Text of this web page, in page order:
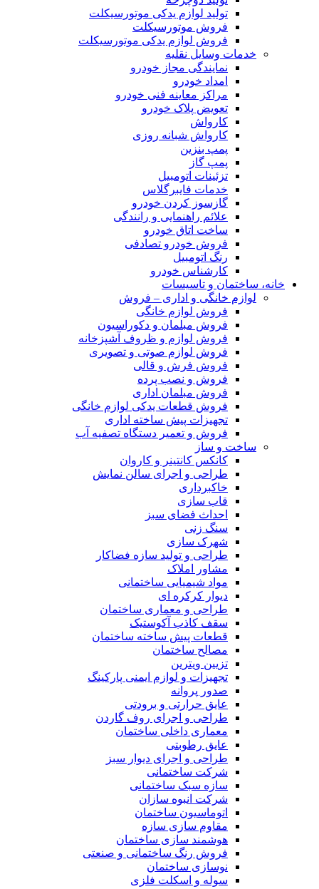
تولید لوازم یدکی موتورسیکلت
فروش موتورسیکلت
فروش لوازم یدکی موتورسیکلت
خدمات وسایل نقلیه
نمایندگی مجاز خودرو
امداد خودرو
مراکز معاینه فنی خودرو
تعویض پلاک خودرو
کارواش
کارواش شبانه روزی
پمپ بنزین
پمپ گاز
تزئینات اتومبیل
خدمات فایبرگلاس
گازسوز کردن خودرو
علائم راهنمایی و رانندگی
ساخت اتاق خودرو
فروش خودرو تصادفی
رنگ اتومبیل
کارشناس خودرو
خانه، ساختمان و تاسیسات
لوازم خانگی و اداری – فروش
فروش لوازم خانگی
فروش مبلمان و دکوراسیون
فروش لوازم و ظروف آشپزخانه
فروش لوازم صوتی و تصویری
فروش فرش و قالی
فروش و نصب پرده
فروش مبلمان اداری
فروش قطعات یدکی لوازم خانگی
تجهیزات پیش ساخته اداری
فروش و تعمیر دستگاه تصفیه آب
ساخت و ساز
کانکس کانتینر و کاروان
طراحی و اجرای سالن نمایش
خاکبرداری
قاب سازی
احداث فضای سبز
سنگ زنی
شهرک سازی
طراحی و تولید سازه فضاکار
مشاور املاک
مواد شیمیایی ساختمانی
دیوار کرکره ای
طراحی و معماری ساختمان
سقف کاذب آکوستیک
قطعات پیش ساخته ساختمان
مصالح ساختمان
تزیین ویترین
تجهیزات و لوازم ایمنی پارکینگ
صدور پروانه
عایق حرارتی و برودتی
طراحی و اجرای روف گاردن
معماری داخلی ساختمان
عایق رطوبتی
طراحی و اجرای دیوار سبز
شرکت ساختمانی
سازه سبک ساختمانی
شرکت انبوه سازان
اتوماسیون ساختمان
مقاوم سازی سازه
هوشمند سازی ساختمان
فروش رنگ ساختمانی و صنعتی
نوسازی ساختمان
سوله و اسکلت فلزی